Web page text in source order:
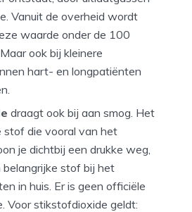
Vanuit de overheid wordt
waarde onder de 100
ook bij kleinere
hart- en longpatiënten
draagt ook bij aan smog. Het
stof die vooral van het
je dichtbij een drukke weg,
belangrijke stof bij het
in huis. Er is geen officiële
Voor stikstofdioxide geldt: